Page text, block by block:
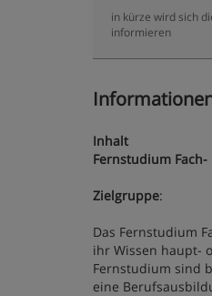
in kürze wird sich
informieren
Inhalt
Fernstudium
Zielgruppe:
Das Fernstudium
ihr Wissen haupt-
Fernstudium sind
eine